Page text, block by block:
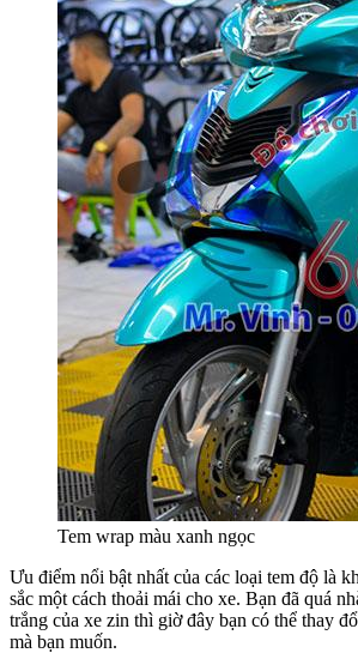
Tem wrap màu xanh ngọc
Ưu điểm nổi bật nhất của các loại tem độ là
sắc một cách thoải mái cho xe. Bạn đã quá
trắng của xe zin thì giờ đây bạn có thể thay
mà bạn muốn.